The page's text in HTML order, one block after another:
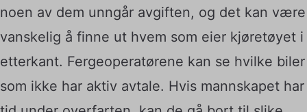
noen av dem unngår avgiften, og det kan være
vanskelig å finne ut hvem som eier kjøretøyet i
etterkant. Fergeoperatørene kan se hvilke biler
som ikke har aktiv avtale. Hvis mannskapet har